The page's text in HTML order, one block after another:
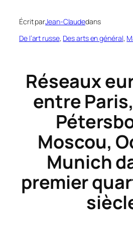
Écrit parJean-Claudedans
De l’art russe, Des arts en général,
Réseaux
entre
Moscou,
Munich
premier